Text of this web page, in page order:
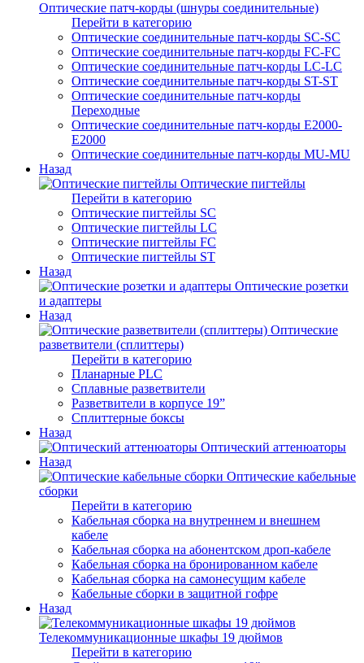
Оптические патч-корды (шнуры соединительные)
Перейти в категорию
Оптические соединительные патч-корды SC-SC
Оптические соединительные патч-корды FC-FC
Оптические соединительные патч-корды LC-LC
Оптические соединительные патч-корды ST-ST
Оптические соединительные патч-корды
Переходные
Оптические соединительные патч-корды E2000-
E2000
Оптические соединительные патч-корды MU-MU
Назад
Оптические пигтейлы
Перейти в категорию
Оптические пигтейлы SC
Оптические пигтейлы LC
Оптические пигтейлы FC
Оптические пигтейлы ST
Назад
Оптические розетки
и адаптеры
Назад
Оптические
разветвители (сплиттеры)
Перейти в категорию
Планарные PLC
Сплавные разветвители
Разветвители в корпусе 19”
Сплиттерные боксы
Назад
Оптический аттенюаторы
Назад
Оптические кабельные
сборки
Перейти в категорию
Кабельная сборка на внутреннем и внешнем
кабеле
Кабельная сборка на абонентском дроп-кабеле
Кабельная сборка на бронированном кабеле
Кабельная сборка на самонесущим кабеле
Кабельные сборки в защитной гофре
Назад
Телекоммуникационные шкафы 19 дюймов
Перейти в категорию